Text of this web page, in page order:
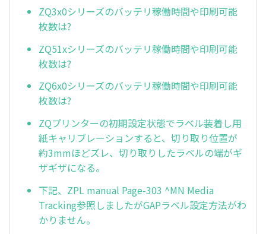
ZQ3x0シリーズのバッテリ稼働時間や印刷可能
枚数は?
ZQ51xシリーズのバッテリ稼働時間や印刷可能
枚数は?
ZQ6x0シリーズのバッテリ稼働時間や印刷可能
枚数は?
ZQプリンターの初期設定状態でラベル装着し用
紙キャリブレーションすると、切り取り位置が
約3mmほどズレ、切り取りしたラベルの端がギ
ザギザになる。
下記、ZPL manual Page-303 ^MN Media
Tracking参照しましたがGAPラベル設定方法がわ
かりません。